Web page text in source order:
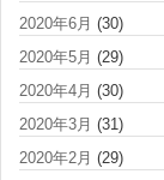
2020年6月 (30)
2020年5月 (29)
2020年4月 (30)
2020年3月 (31)
2020年2月 (29)